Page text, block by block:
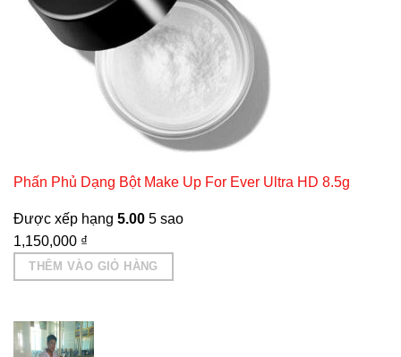
Phấn Phủ Dạng Bột Make Up For Ever Ultra HD 8.5g
Được xếp hạng 5.005 sao
1,150,000 ₫
THÊM VÀO GIỎ HÀNG